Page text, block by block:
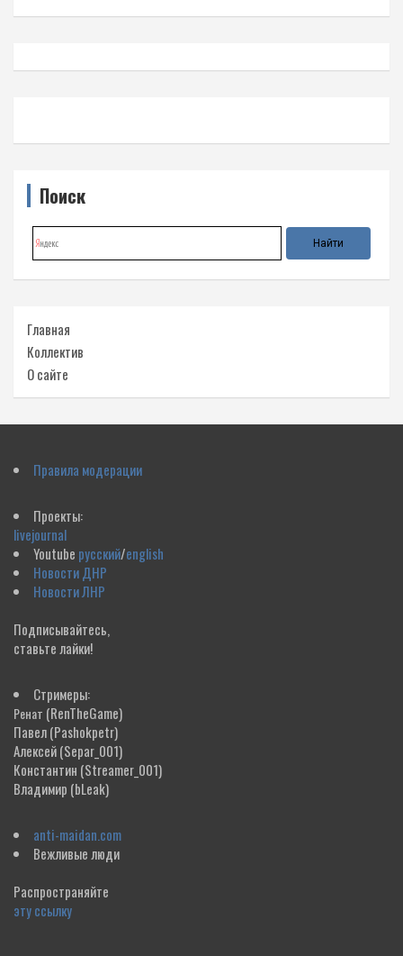
Поиск
Главная
Коллектив
О сайте
Правила модерации
Проекты:
livejournal
Youtube русский/english
Новости ДНР
Новости ЛНР
Подписывайтесь,
ставьте лайки!
Стримеры:
Ренат (RenTheGame)
Павел(Pashokpetr)
Алексей(Separ_001)
Константин (Streamer_001)
Владимир (bLeak)
anti-maidan.com
Вежливые люди
Распространяйте
эту ссылку